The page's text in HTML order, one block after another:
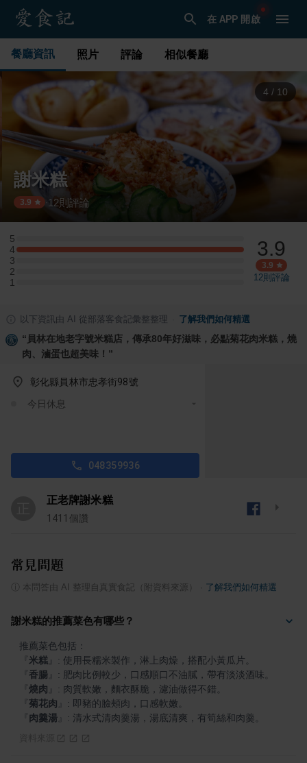
在 APP 開啟
餐廳資訊 照片 評論 相似餐廳
4 / 10
謝米糕
3.9 · 12則評論
5
5 星：0 則評論
4
4 星：5 則評論
3
3 星：0 則評論
2
2 星：0 則評論
1
1 星：0 則評論
3.9
3.9
12則評論
以下資訊由 AI 從部落客食記彙整整理 了解我們如何精選
“ 員林在地老字號米糕店，傳承80年好滋味，必點菊花肉米糕，燒
肉、滷蛋也超美味！ ”
彰化縣員林市忠孝街98號
今日休息
048359936
正老牌謝米糕
1411 個讚
常見問題
本問答由 AI 整理自真實食記（附資料來源） 了解我們如何精選
謝米糕的推薦菜色有哪些？
米糕
香腸
燒肉
菊花肉
肉羹湯 : 清水式清肉羹湯，湯底清爽，有筍絲和肉羹。